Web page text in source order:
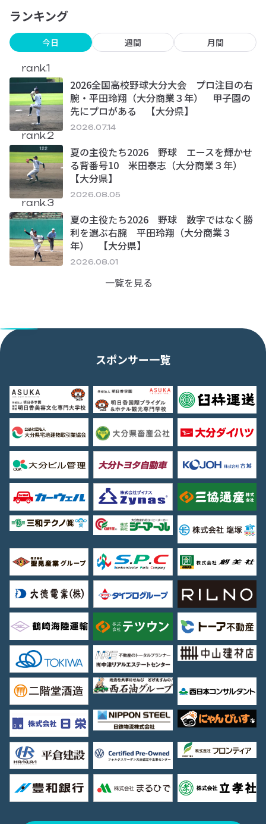
ランキング
今日 週間 月間
rank.1
2026全国高校野球大分大会 プロ注目の右
腕・平田玲翔（大分商業３年） 甲子園の
先にプロがある 【大分県】
2026.07.14
rank.2
夏の主役たち2026 野球 エースを輝かせ
る背番号10 米田泰志（大分商業３年）
【大分県】
2026.08.05
rank.3
夏の主役たち2026 野球 数字ではなく勝
利を選ぶ右腕 平田玲翔（大分商業３
年） 【大分県】
2026.08.01
一覧を見る
スポンサー一覧